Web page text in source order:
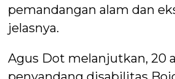
pemandangan alam dan
jelasnya.
Agus Dot melanjutkan, 20